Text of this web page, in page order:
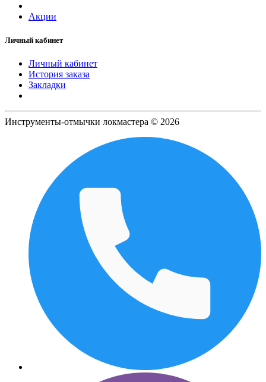
Акции
Личный кабинет
Личный кабинет
История заказа
Закладки
Инструменты-отмычки локмастера © 2026